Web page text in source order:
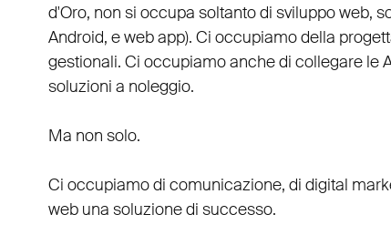
d'Oro, non si occupa soltanto di sviluppo web,
Android, eweb app). Ci occupiamo della
gestionali. Ci occupiamo anche di collegarele
soluzioni a noleggio.
Ma non solo.
Ci occupiamo di comunicazione, di digital
web una soluzione di successo.